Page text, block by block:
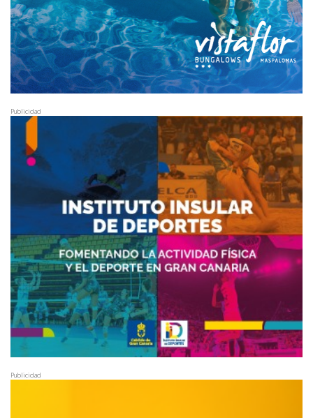
Publicidad
Publicidad